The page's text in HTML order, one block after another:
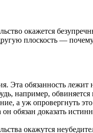
окажется
плоскость —
обязанность лежит
например,
а уж опровергнуть это
обязан доказать
окажутся